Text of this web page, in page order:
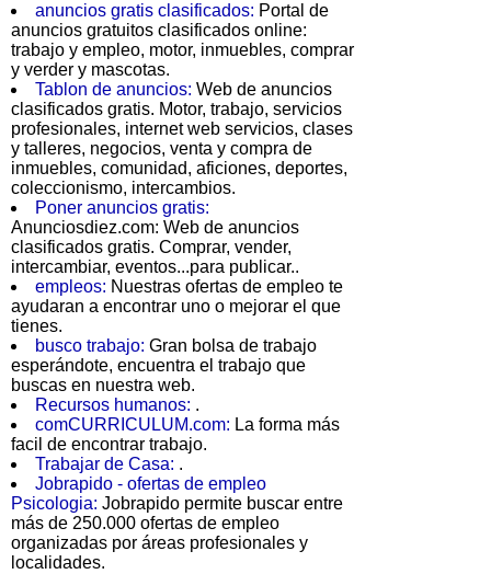
anuncios gratis clasificados: Portal de
anuncios gratuitos clasificados online:
trabajo y empleo, motor, inmuebles, comprar
y verder y mascotas.
Tablon de anuncios: Web de anuncios
clasificados gratis. Motor, trabajo, servicios
profesionales, internet web servicios, clases
y talleres, negocios, venta y compra de
inmuebles, comunidad, aficiones, deportes,
coleccionismo, intercambios.
Poner anuncios gratis:
Anunciosdiez.com: Web de anuncios
clasificados gratis. Comprar, vender,
intercambiar, eventos...para publicar..
empleos: Nuestras ofertas de empleo te
ayudaran a encontrar uno o mejorar el que
tienes.
busco trabajo: Gran bolsa de trabajo
esperándote, encuentra el trabajo que
buscas en nuestra web.
Recursos humanos: .
comCURRICULUM.com: La forma más
facil de encontrar trabajo.
Trabajar de Casa: .
Jobrapido - ofertas de empleo
Psicologia: Jobrapido permite buscar entre
más de 250.000 ofertas de empleo
organizadas por áreas profesionales y
localidades.